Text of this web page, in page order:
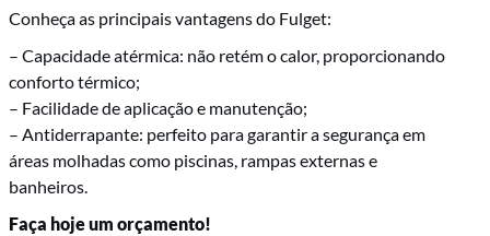
Fulget
Granilha
Conheça as principais vantagens do Fulget:
– Capacidade atérmica: não retém o calor, proporcionando
conforto térmico;
– Facilidade de aplicação e manutenção;
– Antiderrapante: perfeito para garantir a segurança em
áreas molhadas como piscinas, rampas externas e
banheiros.
Faça hoje um orçamento!